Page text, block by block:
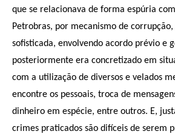
que se relacionava de forma espúria
Petrobras, por mecanismo de
sofisticada, envolvendo acordo prévio e
posteriormente era concretizado em
com a utilização de diversos e velados
encontre os pessoais, troca de
dinheiro em espécie, entre outros. E,
crimes praticados são difíceis de serem